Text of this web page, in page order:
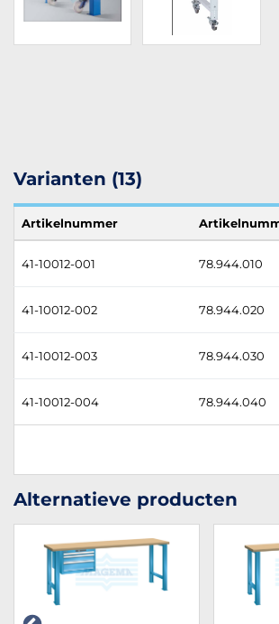
Varianten (13)
Artikelnummer
41-10012-001 78.944.010
41-10012-002 78.944.020
41-10012-003 78.944.030
41-10012-004 78.944.040
Alternatieve producten